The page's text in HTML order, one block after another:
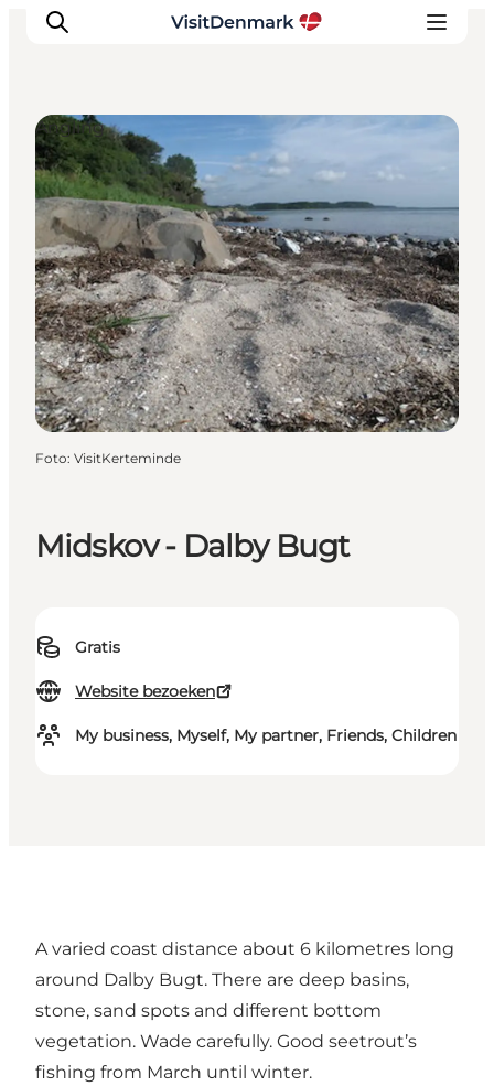
Inspiratie
Bestemmingen
Wat te doen
Accommodaties
Plan je reis
Midskov - Dalby Bugt
Gratis
Website bezoeken
My business, Myself, My partner, Friends, Children
Angling
Foto: VisitKerteminde
A varied coast distance about 6 kilometres long
around Dalby Bugt. There are deep basins,
stone, sand spots and different bottom
vegetation. Wade carefully. Good seetrout’s
fishing from March until winter.